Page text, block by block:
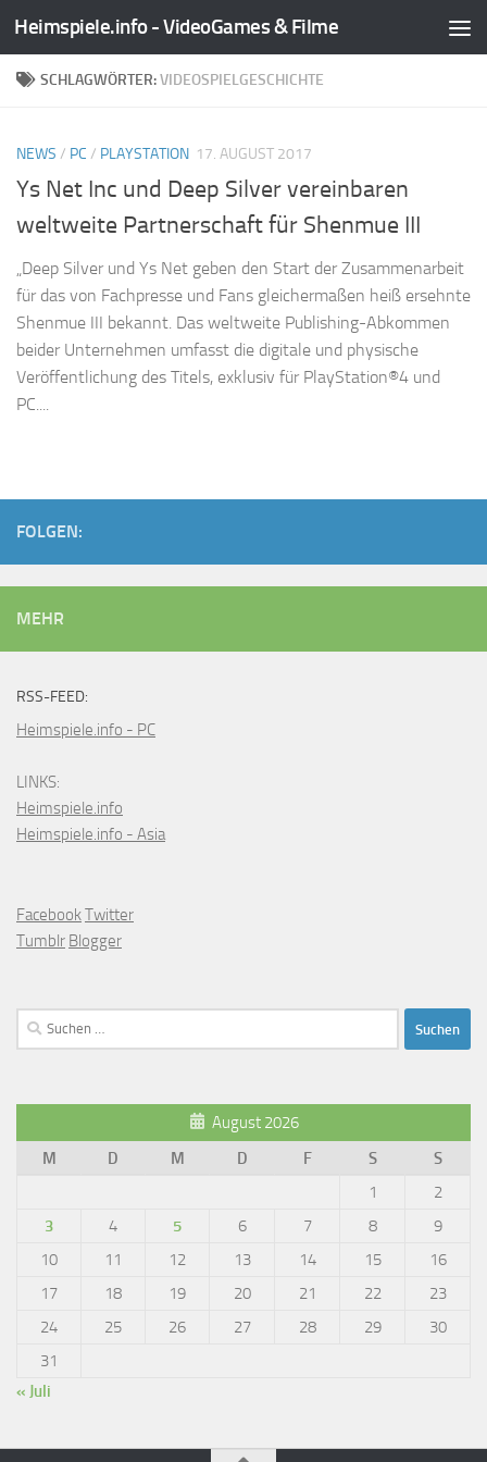
Zum Inhalt springen
Heimspiele.info - VideoGames & Filme
SCHLAGWÖRTER:VIDEOSPIELGESCHICHTE
NEWS / PC / PLAYSTATION 17. AUGUST 2017
Ys Net Inc und Deep Silver vereinbaren
weltweite Partnerschaft für Shenmue III
„Deep Silver und Ys Net geben den Start der Zusammenarbeit
für das von Fachpresse und Fans gleichermaßen heiß ersehnte
Shenmue III bekannt. Das weltweite Publishing-Abkommen
beider Unternehmen umfasst die digitale und physische
Veröffentlichung des Titels, exklusiv für PlayStation®4 und
PC....
FOLGEN:
MEHR
RSS-FEED:
Heimspiele.info - PC
LINKS:
Heimspiele.info
Heimspiele.info - Asia
FacebookTwitter
Tumblr Blogger
Suchen
nach:
August 2026
M
D M D F S
S
1
2
3
4 5 6 7 8
9
10
11 12 13 14 15
16
17
18 19 20 21 22
23
24
25 26 27 28 29
30
31
« Juli